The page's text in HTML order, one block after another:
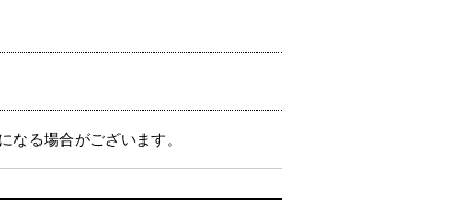
る場合がございます。